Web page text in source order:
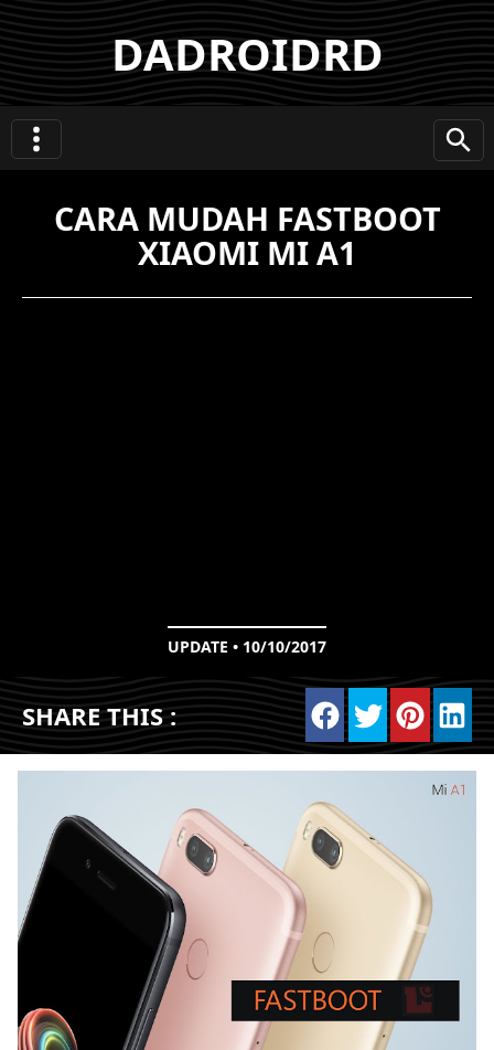
DADROIDRD
CARA MUDAH FASTBOOT
XIAOMI MI A1
UPDATE • 10/10/2017
SHARE THIS :